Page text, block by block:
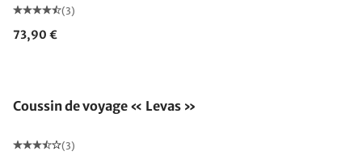
(3)
73,90 €
Coussin de voyage « Levas »
(3)